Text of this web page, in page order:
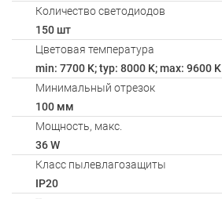
Количество светодиодов
150 шт
Цветовая температура
min: 7700 K; typ: 8000 K; max: 9600 K
Минимальный отрезок
100 мм
Мощность, макс.
36 W
Класс пылевлагозащиты
IP20